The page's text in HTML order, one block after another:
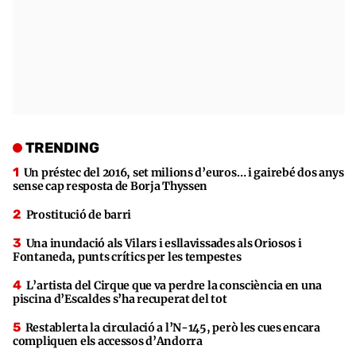
TRENDING
Un préstec del 2016, set milions d’euros… i gairebé dos anys
sense cap resposta de Borja Thyssen
Prostitució de barri
Una inundació als Vilars i esllavissades als Oriosos i
Fontaneda, punts crítics per les tempestes
L’artista del Cirque que va perdre la consciència en una
piscina d’Escaldes s’ha recuperat del tot
Restablerta la circulació a l’N-145, però les cues encara
compliquen els accessos d’Andorra